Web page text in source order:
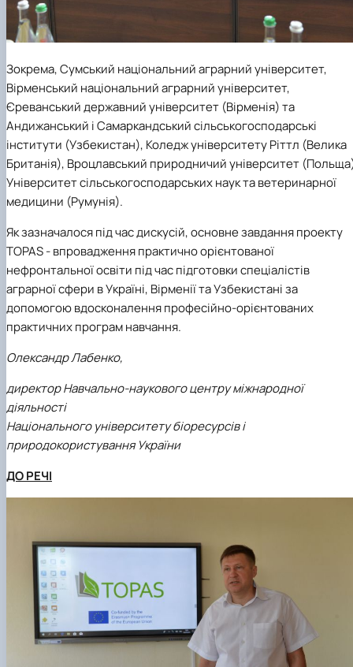
Зокрема, Сумський національний аграрний університет,
Вірменський національний аграрний університет,
Єреванський державний університет (Вірменія) та
Андижанський і Самаркандський сільськогосподарські
інститути (Узбекистан), Коледж університету Ріттл (Велика
Британія), Вроцлавський природничий університет
Університет сільськогосподарських наук та ветеринарної
медицини (Румунія).
Як зазначалося під час дискусій, основне завдання проекту
TOPAS - впровадження практично орієнтованої
нефронтальної освіти під час підготовки спеціалістів
аграрної сфери в Україні, Вірменії та Узбекистані за
допомогою вдосконалення професійно-орієнтованих
практичних програм навчання.
Олександр Лабенко,
директор Навчально-наукового центру міжнародної
діяльності
Національного університету біоресурсів і
природокористування України
ДО РЕЧІ